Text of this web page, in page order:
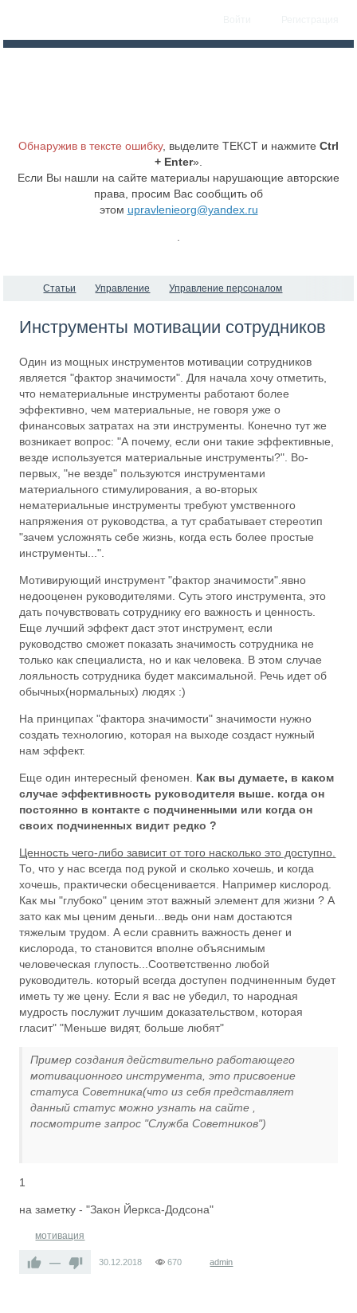
Обнаружив в тексте ошибку, выделите ТЕКСТ и нажмите Ctrl
+ Enter».
Если Вы нашли на сайте материалы нарушающие авторские
права, просим Вас сообщить об
этом upravlenieorg@yandex.ru
Статьи Управление Управление персоналом
Инструменты мотивации сотрудников
Один из мощных инструментов мотивации сотрудников
является "фактор значимости". Для начала хочу отметить,
что нематериальные инструменты работают более
эффективно, чем материальные, не говоря уже о
финансовых затратах на эти инструменты. Конечно тут же
возникает вопрос: "А почему, если они такие эффективные,
везде используется материальные инструменты?". Во-
первых, "не везде" пользуются инструментами
материального стимулирования, а во-вторых
нематериальные инструменты требуют умственного
напряжения от руководства, а тут срабатывает стереотип
"зачем усложнять себе жизнь, когда есть более простые
инструменты...".
Мотивирующий инструмент "фактор значимости".явно
недооценен руководителями. Суть этого инструмента, это
дать почувствовать сотруднику его важность и ценность.
Еще лучший эффект даст этот инструмент, если
руководство сможет показать значимость сотрудника не
только как специалиста, но и как человека. В этом случае
лояльность сотрудника будет максимальной. Речь идет об
обычных(нормальных) людях :)
На принципах "фактора значимости" значимости нужно
создать технологию, которая на выходе создаст нужный
нам эффект.
Еще один интересный феномен.
Как вы думаете, в каком
случае эффективность руководителя выше. когда он
постоянно в контакте с подчиненными или когда он
своих подчиненных видит редко ?
Ценность чего-либо зависит от того насколько это доступно.
То, что у нас всегда под рукой и сколько хочешь, и когда
хочешь, практически обесценивается. Например кислород.
Как мы "глубоко" ценим этот важный элемент для жизни ? А
зато как мы ценим деньги...ведь они нам достаются
тяжелым трудом. А если сравнить важность денег и
кислорода, то становится вполне объяснимым
человеческая глупость...Соответственно любой
руководитель. который всегда доступен подчиненным будет
иметь ту же цену. Если я вас не убедил, то народная
мудрость послужит лучшим доказательством, которая
гласит" "Меньше видят, больше любят"
Пример создания действительно работающего
мотивационного инструмента, это присвоение
статуса Советника(что из себя представляет
данный статус можно узнать на сайте ,
посмотрите запрос "Служба Советников")
1
на заметку - "Закон Йеркса-Додсона"
мотивация
— 30.12.2018 670 admin